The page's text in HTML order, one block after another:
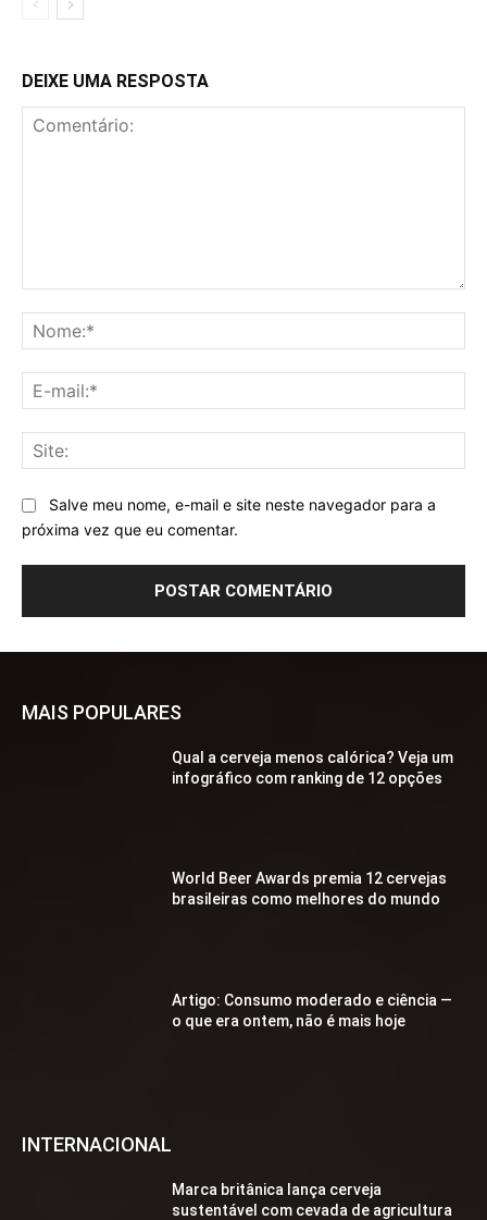
DEIXE UMA RESPOSTA
Salve meu nome, e-mail e site neste navegador para a
próxima vez que eu comentar.
MAIS POPULARES
Qual a cerveja menos calórica? Veja um
infográfico com ranking de 12 opções
World Beer Awards premia 12 cervejas
brasileiras como melhores do mundo
Artigo: Consumo moderado e ciência —
o que era ontem, não é mais hoje
INTERNACIONAL
Marca britânica lança cerveja
sustentável com cevada de agricultura